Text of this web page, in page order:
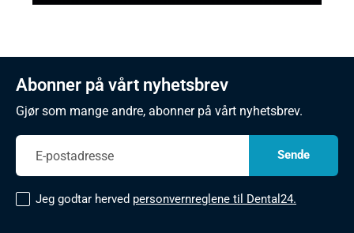
Abonner på vårt nyhetsbrev
Gjør som mange andre, abonner på vårt nyhetsbrev.
Jeg godtar herved personvernreglene til Dental24.